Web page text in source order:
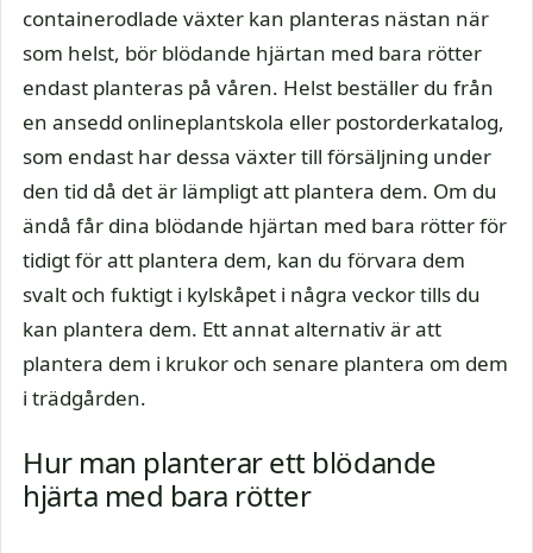
containerodlade växter kan planteras nästan när
som helst, bör blödande hjärtan med bara rötter
endast planteras på våren. Helst beställer du från
en ansedd onlineplantskola eller postorderkatalog,
som endast har dessa växter till försäljning under
den tid då det är lämpligt att plantera dem. Om du
ändå får dina blödande hjärtan med bara rötter för
tidigt för att plantera dem, kan du förvara dem
svalt och fuktigt i kylskåpet i några veckor tills du
kan plantera dem. Ett annat alternativ är att
plantera dem i krukor och senare plantera om dem
i trädgården.
Hur man planterar ett blödande
hjärta med bara rötter